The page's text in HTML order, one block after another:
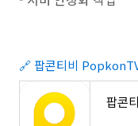
🔗 팝콘티비